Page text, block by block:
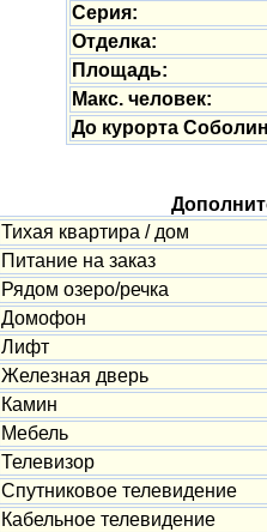
Серия:
Отделка:
Площадь:
Макс. человек:
До курорта
Тихая квартира / дом
Питание на заказ
Рядом озеро/речка
Домофон
Лифт
Железная дверь
Камин
Мебель
Телевизор
Спутниковое телевидение
Кабельное телевидение